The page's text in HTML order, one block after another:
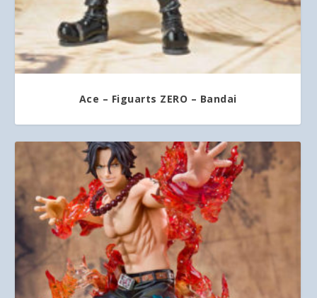
Ace – Figuarts ZERO – Bandai